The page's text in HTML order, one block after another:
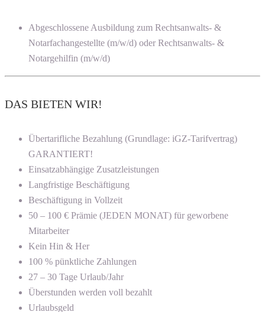
Abgeschlossene Ausbildung zum Rechtsanwalts- &
Notarfachangestellte (m/w/d) oder Rechtsanwalts- &
Notargehilfin (m/w/d)
DAS BIETEN WIR!
Übertarifliche Bezahlung (Grundlage: iGZ-Tarifvertrag)
GARANTIERT!
Einsatzabhängige Zusatzleistungen
Langfristige Beschäftigung
Beschäftigung in Vollzeit
50 – 100 € Prämie (JEDEN MONAT) für geworbene
Mitarbeiter
Kein Hin & Her
100 % pünktliche Zahlungen
27 – 30 Tage Urlaub/Jahr
Überstunden werden voll bezahlt
Urlaubsgeld